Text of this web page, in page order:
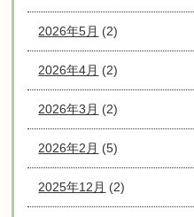
2026年5月 (2)
2026年4月 (2)
2026年3月 (2)
2026年2月 (5)
2025年12月 (2)